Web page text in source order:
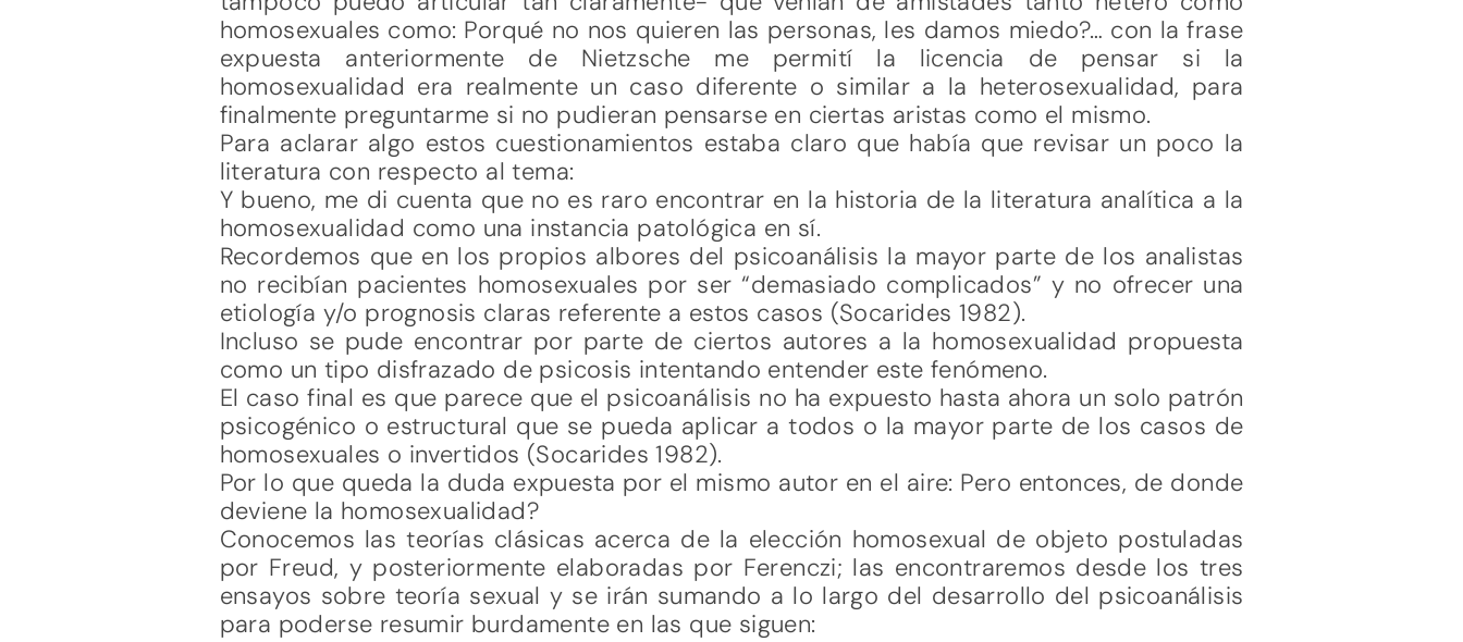
homosexuales como: Porqué no nos quieren las personas, les damos miedo?… con la frase
expuesta anteriormente de Nietzsche me permití la licencia de pensar si la
homosexualidad era realmente un caso diferente o similar a la heterosexualidad, para
finalmente preguntarme si no pudieran pensarse en ciertas aristas como el mismo.
Para aclarar algo estos cuestionamientos estaba claro que había que revisar un poco la
literatura con respecto al tema:
Y bueno, me di cuenta que no es raro encontrar en la historia de la literatura analítica a la
homosexualidad como una instancia patológica en sí.
Recordemos que en los propios albores del psicoanálisis la mayor parte de los analistas
no recibían pacientes homosexuales por ser “demasiado complicados” y no ofrecer una
etiología y/o prognosis claras referente a estos casos (Socarides 1982).
Incluso se pude encontrar por parte de ciertos autores a la homosexualidad propuesta
como un tipo disfrazado de psicosis intentando entender este fenómeno.
El caso final es que parece que el psicoanálisis no ha expuesto hasta ahora un solo patrón
psicogénico o estructural que se pueda aplicar a todos o la mayor parte de los casos de
homosexuales o invertidos (Socarides 1982).
Por lo que queda la duda expuesta por el mismo autor en el aire: Pero entonces, de donde
deviene la homosexualidad?
Conocemos las teorías clásicas acerca de la elección homosexual de objeto postuladas
por Freud, y posteriormente elaboradas por Ferenczi; las encontraremos desde los tres
ensayos sobre teoría sexual y se irán sumando a lo largo del desarrollo del psicoanálisis
para poderse resumir burdamente en las que siguen: